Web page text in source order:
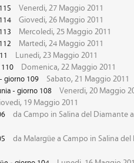
Venerdi, 27 Maggio 2011
Giovedi, 26 Maggio 2011
Mercoledi, 25 Maggio 2011
Martedi, 24 Maggio 2011
Lunedi, 23 Maggio 2011
Domenica, 22 Maggio 2011
giorno 109 Sabato, 21 Maggio 2011
- giorno 108 Venerdi, 20 Maggio
19 Maggio 2011
da Campo in Salina del Diamante
da Malargüe a Campo in Salina